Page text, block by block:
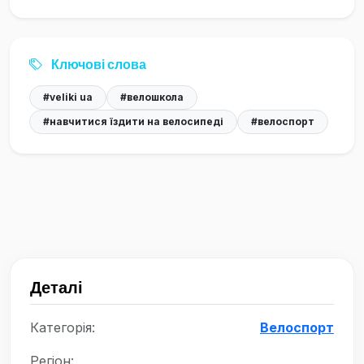
Ключові слова
#veliki ua
#велошкола
#навчитися їздити на велосипеді
#велоспорт
Деталі
Категорія: Велоспорт